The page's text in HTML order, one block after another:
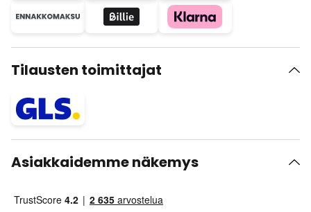
Tilausten toimittajat
Asiakkaidemme näkemys